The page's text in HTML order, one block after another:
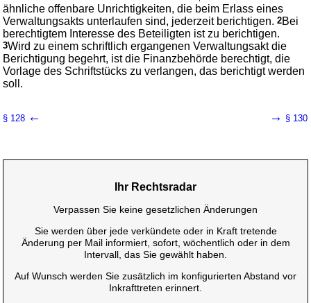
ähnliche offenbare Unrichtigkeiten, die beim Erlass eines
Verwaltungsakts unterlaufen sind, jederzeit berichtigen.2Bei
berechtigtem Interesse des Beteiligten ist zu berichtigen.
3Wird zu einem schriftlich ergangenen Verwaltungsakt die
Berichtigung begehrt, ist die Finanzbehörde berechtigt, die
Vorlage des Schriftstücks zu verlangen, das berichtigt werden
soll.
§ 128 ← → § 130
Ihr Rechtsradar
Verpassen Sie keine gesetzlichen Änderungen
Sie werden über jede verkündete oder in Kraft tretende
Änderung per Mail informiert, sofort, wöchentlich oder in dem
Intervall, das Sie gewählt haben.
Auf Wunsch werden Sie zusätzlich im konfigurierten Abstand vor
Inkrafttreten erinnert.